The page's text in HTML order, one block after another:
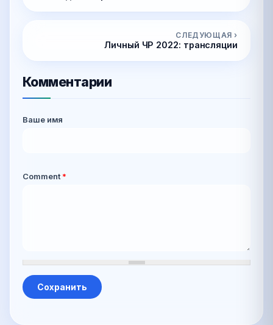
СЛЕДУЮЩАЯ ›
Личный ЧР 2022: трансляции
Комментарии
Ваше имя
Comment *